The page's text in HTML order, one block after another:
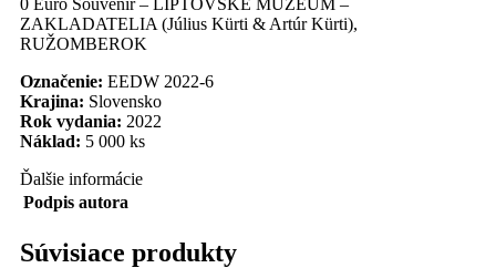
ZAKLADATELIA (Július Kürti & Artúr Kürti),
RUŽOMBEROK
Označenie: EEDW 2022-6
Krajina: Slovensko
Rok vydania: 2022
Náklad: 5 000 ks
Ďalšie informácie
Podpis autora
Súvisiace produkty